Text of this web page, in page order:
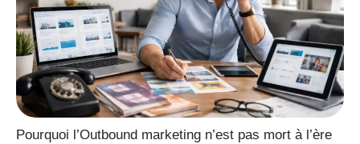
Pourquoi l’Outbound marketing n’est pas mort à l’ère